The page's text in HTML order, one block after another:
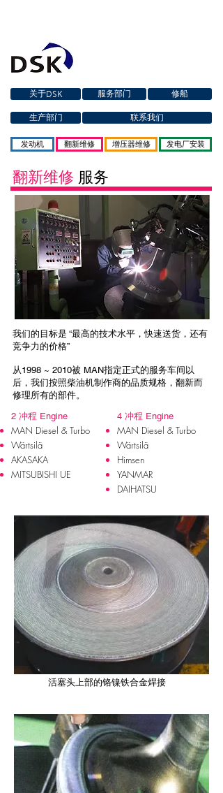
关于DSK 服务部门 修船
生产部门 联系我们
发动机 翻新维修 增压器维修 发电厂安装
翻新维修 服务
我们的目标是 “最高的技术水平，快速送货，还有
竞争力的价格”
从1998 ~ 2010被 MAN指定正式的服务车间以
后，我们按照柴油机制作商的品质规格，翻新而
修理所有的部件。
2 冲程 Engine
MAN Diesel & Turbo
Wärtsilä
AKASAKA
MITSUBISHI UE
4 冲程 Engine
MAN Diesel & Turbo
Wärtsilä
Himsen
YANMAR
DAIHATSU
活塞头上部的铬镍铁合金焊接